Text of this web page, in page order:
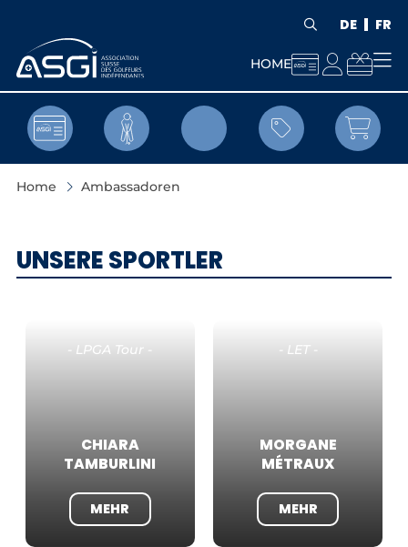
 DE FR
HOME  
 
Home Ambassadoren
UNSERE SPORTLER
- LPGA Tour -
CHIARA
TAMBURLINI
MEHR
- LET -
MORGANE
MÉTRAUX
MEHR